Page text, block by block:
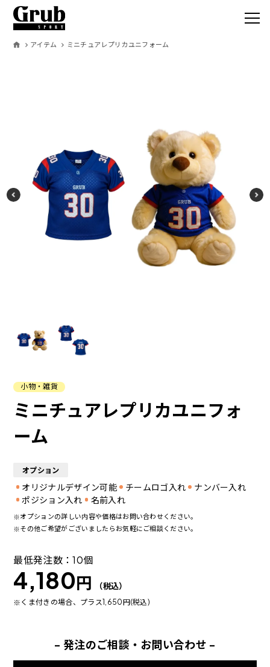
取扱いアイ
オーダーの
製作事例
お客様の声
コラム
アイテム ミニチュアレプリカユニフォーム
小物・雑貨
ミニチュアレプリカユニフォ
ーム
オプション
オリジナルデザイン可能 チームロゴ入れ
ナンバー入れ
ポジション入れ
名前入れ
オプションの詳しい内容や価格はお問い合わせください。
その他ご希望がございましたらお気軽にご相談ください。
最低発注数：10個
4,180円 （税込）
くま付きの場合、プラス1,650円(税込)
- 発注のご相談・お問い合わせ -